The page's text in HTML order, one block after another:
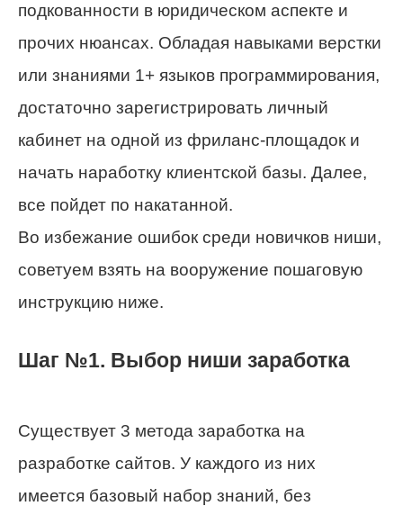
подкованности в юридическом аспекте и
прочих нюансах. Обладая навыками верстки
или знаниями 1+ языков программирования,
достаточно зарегистрировать личный
кабинет на одной из фриланс-площадок и
начать наработку клиентской базы. Далее,
все пойдет по накатанной.
Во избежание ошибок среди новичков ниши,
советуем взять на вооружение пошаговую
инструкцию ниже.
Шаг №1. Выбор ниши заработка
Существует 3 метода заработка на
разработке сайтов. У каждого из них
имеется базовый набор знаний, без